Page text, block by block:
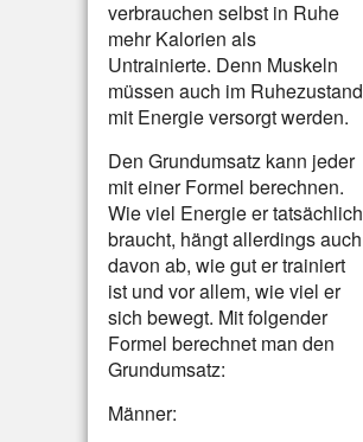
verbrauchen selbst in Ruhe
mehr Kalorien als
Untrainierte. Denn Muskeln
müssen auch im Ruhezustand
mit Energie versorgt werden.
Den Grundumsatz kann jeder
mit einer Formel berechnen.
Wie viel Energie er tatsächlich
braucht, hängt allerdings auch
davon ab, wie gut er trainiert
ist und vor allem, wie viel er
sich bewegt. Mit folgender
Formel berechnet man den
Grundumsatz:
Männer: